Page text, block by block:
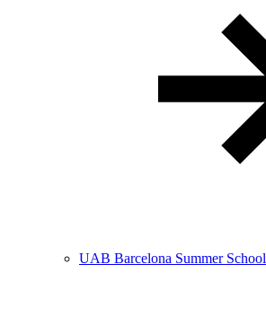
UAB Barcelona Summer School